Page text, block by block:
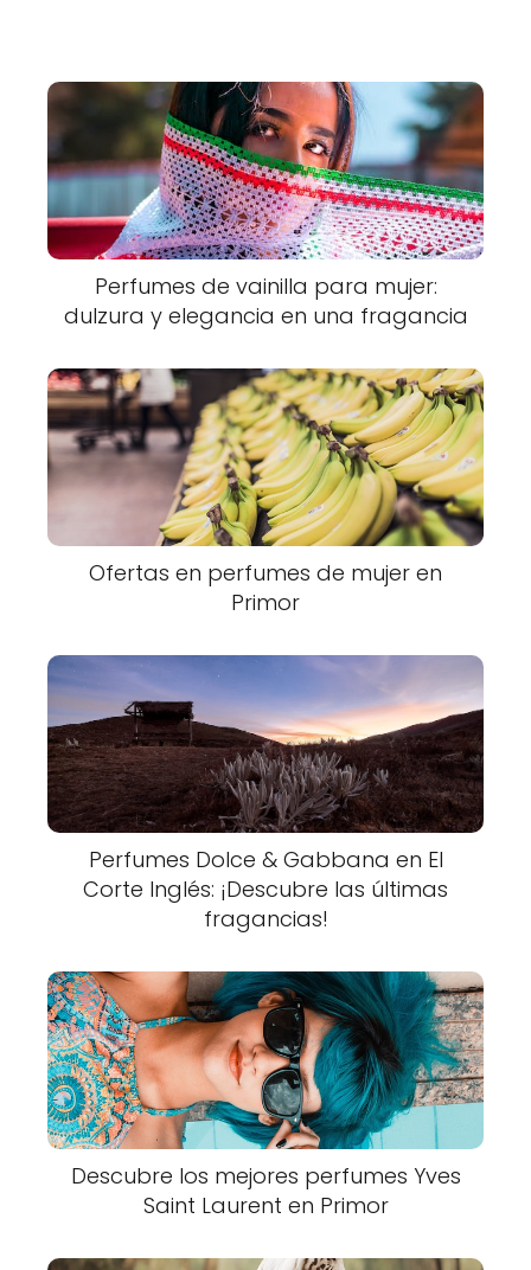
Perfumes de vainilla para mujer:
dulzura y elegancia en una fragancia
Ofertas en perfumes de mujer en
Primor
Perfumes Dolce & Gabbana en El
Corte Inglés: ¡Descubre las últimas
fragancias!
Descubre los mejores perfumes Yves
Saint Laurent en Primor